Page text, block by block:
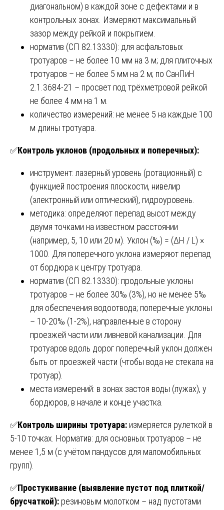
диагональном) в каждой зоне с дефектами и в
контрольных зонах. Измеряют максимальный
зазор между рейкой и покрытием.
норматив (СП 82.13330): для асфальтовых
тротуаров – не более 10 мм на 3 м; для плиточных
тротуаров – не более 5 мм на 2 м; по СанПиН
2.1.3684-21 – просвет под трёхметровой рейкой
не более 4 мм на 1 м.
количество измерений: не менее 5 на каждые 100
м длины тротуара.
✅Контроль уклонов (продольных и поперечных):
инструмент: лазерный уровень (ротационный) с
функцией построения плоскости, нивелир
(электронный или оптический), гидроуровень.
методика: определяют перепад высот между
двумя точками на известном расстоянии
(например, 5, 10 или 20 м). Уклон (‰) = (ΔH / L) ×
1000. Для поперечного уклона измеряют перепад
от бордюра к центру тротуара.
норматив (СП 82.13330): продольные уклоны
тротуаров – не более 30‰ (3%), но не менее 5‰
для обеспечения водоотвода; поперечные уклоны
– 10-20‰ (1-2%), направленные в сторону
проезжей части или ливневой канализации. Для
тротуаров вдоль дорог поперечный уклон должен
быть от проезжей части (чтобы вода не стекала на
тротуар).
места измерений: в зонах застоя воды (лужах), у
бордюров, в начале и конце участка.
✅Контроль ширины тротуара: измеряется рулеткой в
5-10 точках. Норматив: для основных тротуаров – не
менее 1,5 м (с учётом пандусов для маломобильных
групп).
✅Простукивание (выявление пустот под плиткой/
брусчаткой): резиновым молотком – над пустотами